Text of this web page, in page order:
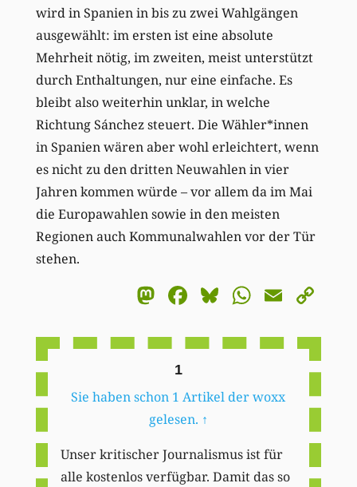
wird in Spanien in bis zu zwei Wahlgängen
ausgewählt: im ersten ist eine absolute
Mehrheit nötig, im zweiten, meist unterstützt
durch Enthaltungen, nur eine einfache. Es
bleibt also weiterhin unklar, in welche
Richtung Sánchez steuert. Die Wähler*innen
in Spanien wären aber wohl erleichtert, wenn
es nicht zu den dritten Neuwahlen in vier
Jahren kommen würde – vor allem da im Mai
die Europawahlen sowie in den meisten
Regionen auch Kommunalwahlen vor der Tür
stehen.
Mastodon
Facebook
BlueskyEmail
1
Sie haben schon 1 Artikel der woxx
gelesen. ↑
Unser kritischer Journalismus ist für
alle kostenlos verfügbar. Damit das so